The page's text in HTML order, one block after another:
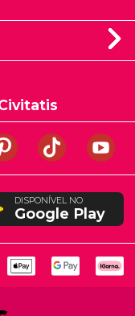
DISPONÍVEL NO
Google Play